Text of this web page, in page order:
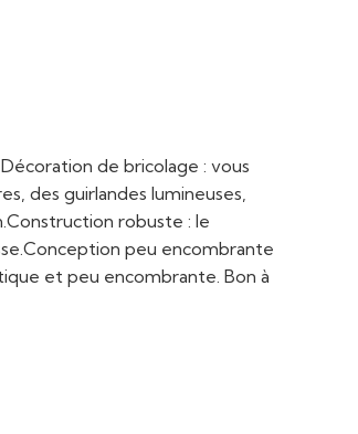
de bricolage : vous
des guirlandes lumineuses,
robuste : le
peu encombrante
et peu encombrante. Bon à